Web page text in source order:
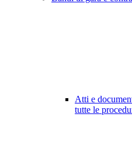
Atti e
tutte le